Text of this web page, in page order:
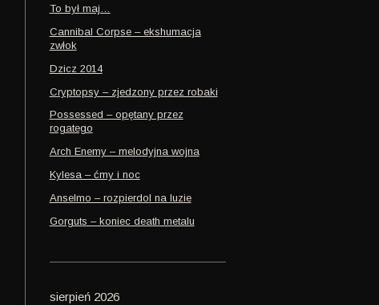
To był maj…
Cannibal Corpse – ekshumacja
zwłok
Dzicz 2014
Cryptopsy – zjedzony przez robaki
Possessed – opętany przez
rogatego
Arch Enemy – melodyjna wojna
Kylesa – ćmy i noc
Anselmo – rozpierdol na luzie
Gorguts – koniec death metalu
sierpień 2026